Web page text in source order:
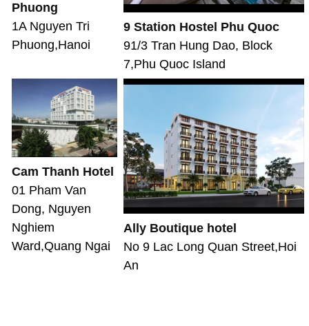
Phuong
1A Nguyen Tri
Phuong,Hanoi
9 Station Hostel Phu Quoc
91/3 Tran Hung Dao, Block
7,Phu Quoc Island
Cam Thanh Hotel
01 Pham Van
Dong, Nguyen
Nghiem
Ward,Quang Ngai
Ally Boutique hotel
No 9 Lac Long Quan Street,Hoi
An